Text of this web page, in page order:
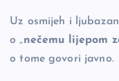
Uz osmijeh i
o „nečemu lijepom
o tome govori javno.